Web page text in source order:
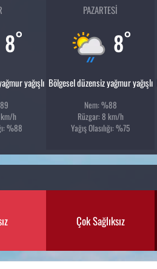
8°
yağışlı
h
%88
PAZARTESI
8°
Bölgesel düzensiz yağmur yağışlı
Nem: %88
Rüzgar: 8 km/h
Yağış Olasılığı: %75
Çok Sağlıksız